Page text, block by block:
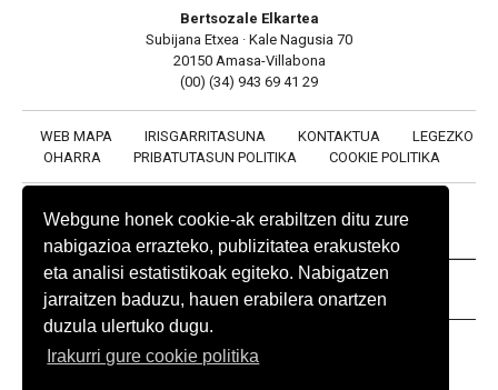
Webgune honek cookie-ak erabiltzen ditu zure
nabigazioa errazteko, publizitatea erakusteko
eta analisi estatistikoak egiteko. Nabigatzen
jarraitzen baduzu, hauen erabilera onartzen
duzula ulertuko dugu.
Irakurri gure cookie politika
Bertsozale Elkartea
Subijana Etxea · Kale Nagusia 70
20150 Amasa-Villabona
(00) (34) 943 69 41 29
WEB MAPA IRISGARRITASUNA KONTAKTUA
LEGEZKO
OHARRA
PRIBATUTASUN POLITIKA COOKIE POLITIKA
BABESLEAK